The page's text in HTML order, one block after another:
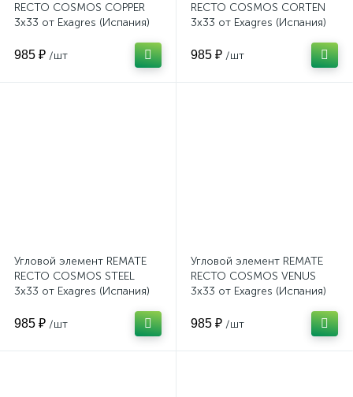
RECTO COSMOS COPPER
3x33 от Exagres (Испания)
985 ₽ /шт
RECTO COSMOS CORTEN
3x33 от Exagres (Испания)
985 ₽ /шт
Угловой элемент REMATE
RECTO COSMOS STEEL
3x33 от Exagres (Испания)
985 ₽ /шт
Угловой элемент REMATE
RECTO COSMOS VENUS
3x33 от Exagres (Испания)
985 ₽ /шт